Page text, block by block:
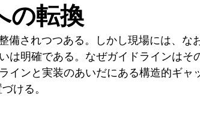
の転換
備されつつある。しかし現場には、な
は明確である。なぜガイドラインはそ
インと実装のあいだにある構造的ギャ
ける。